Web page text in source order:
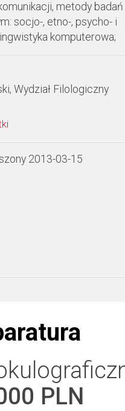
metody badań
socjo-, etno-, psycho- i
komputerowa;
Wydział Filologiczny
2013-03-15
PLN